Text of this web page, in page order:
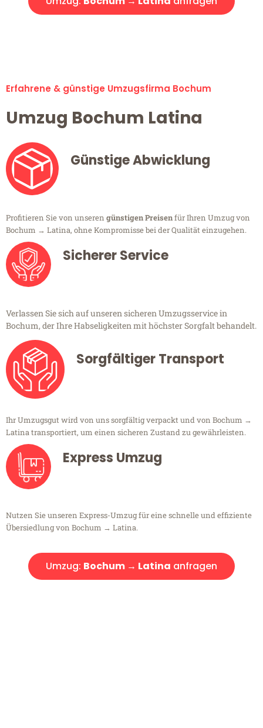
Erfahrene & günstige Umzugsfirma Bochum
Umzug Bochum Latina
Günstige Abwicklung
Profitieren Sie von unseren günstigen Preisenfür Ihren Umzug von
Bochum → Latina, ohne Kompromisse bei der Qualität einzugehen.
Sicherer Service
Verlassen Sie sich auf unseren sicheren Umzugsservice in
Bochum, der Ihre Habseligkeiten mit höchster Sorgfalt behandelt.
Sorgfältiger Transport
Ihr Umzugsgut wird von uns sorgfältig verpackt und von Bochum →
Latina transportiert, um einen sicheren Zustand zu gewährleisten.
Express Umzug
Nutzen Sie unseren Express-Umzug für eine schnelle und effiziente
Übersiedlung von Bochum → Latina.
Umzug: Bochum → Latina anfragen